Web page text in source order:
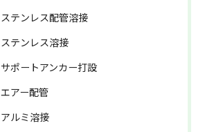
ステンレス配管溶接
ステンレス溶接
サポートアンカー打設
エアー配管
アルミ溶接